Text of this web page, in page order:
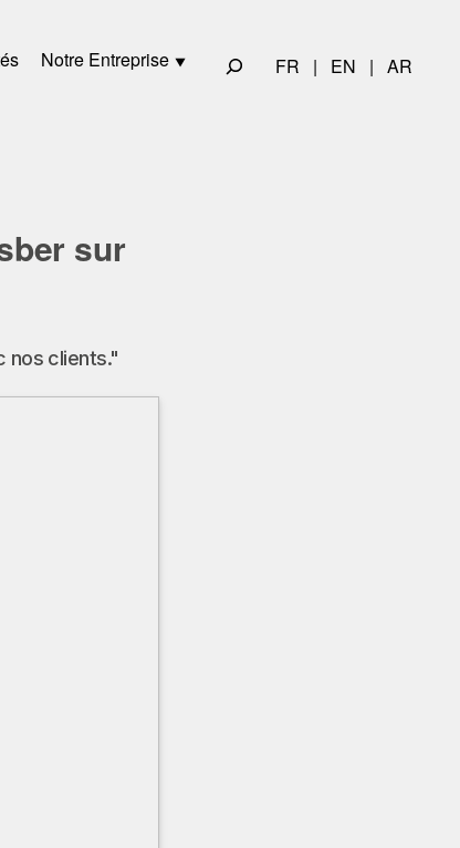
Notre Entreprise FR | EN | AR
sur
nos clients."